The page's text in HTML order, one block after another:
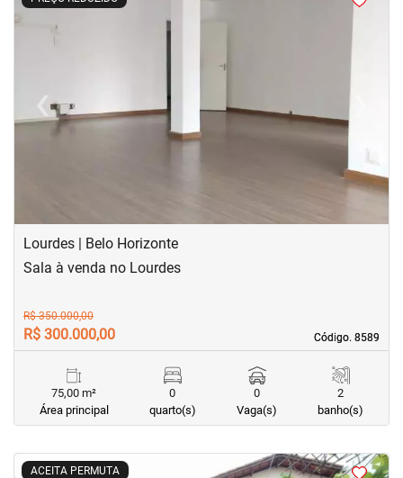
‹Previous
Lourdes | Belo Horizonte
Código. 8589
Código. 8589
Sala à venda no Lourdes
R$ 350.000,00
R$ 300.000,00
75,00 m²
Área principal
0
quarto(s)
0
Vaga(s)
2
banho(s)
ACEITA PERMUTA
<<<